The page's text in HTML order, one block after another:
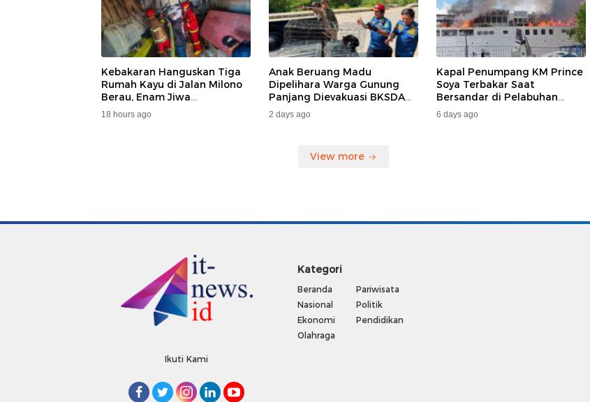
Kebakaran Hanguskan Tiga
Rumah Kayu di Jalan Milono
Berau, Enam Jiwa
Terdampak
18 hours ago
Anak Beruang Madu
Dipelihara Warga Gunung
Panjang Dievakuasi BKSDA
Dan DAMKAR
2 days ago
Kapal Penumpang KM Prince
Soya Terbakar Saat
Bersandar di Pelabuhan
Samarinda, Keberangkatan
Penumpang Dialihkan
6 days ago
View more
Ikuti Kami
Kategori
Beranda
Nasional
Ekonomi
Olahraga
Pariwisata
Politik
Pendidikan